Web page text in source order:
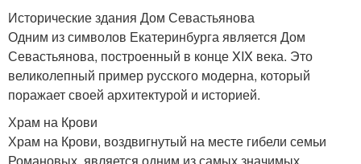
Исторические здания Дом Севастьянова
Одним из символов Екатеринбурга является Дом
Севастьянова, построенный в конце XIX века. Это
великолепный пример русского модерна, который
поражает своей архитектурой и историей.
Храм на Крови
Храм на Крови, воздвигнутый на месте гибели семьи
Романовых, является одним из самых значимых